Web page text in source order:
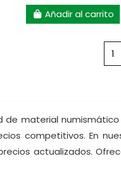
Añadir al carrito
1
de material
competitivos. En
actualizados.